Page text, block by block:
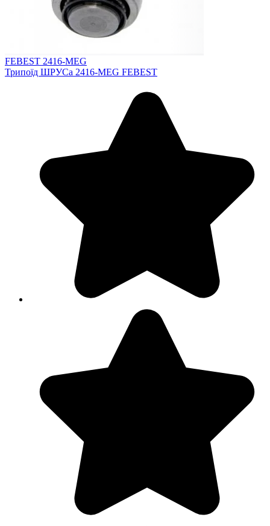
FEBEST 2416-MEG
Трипоїд ШРУСа 2416-MEG FEBEST